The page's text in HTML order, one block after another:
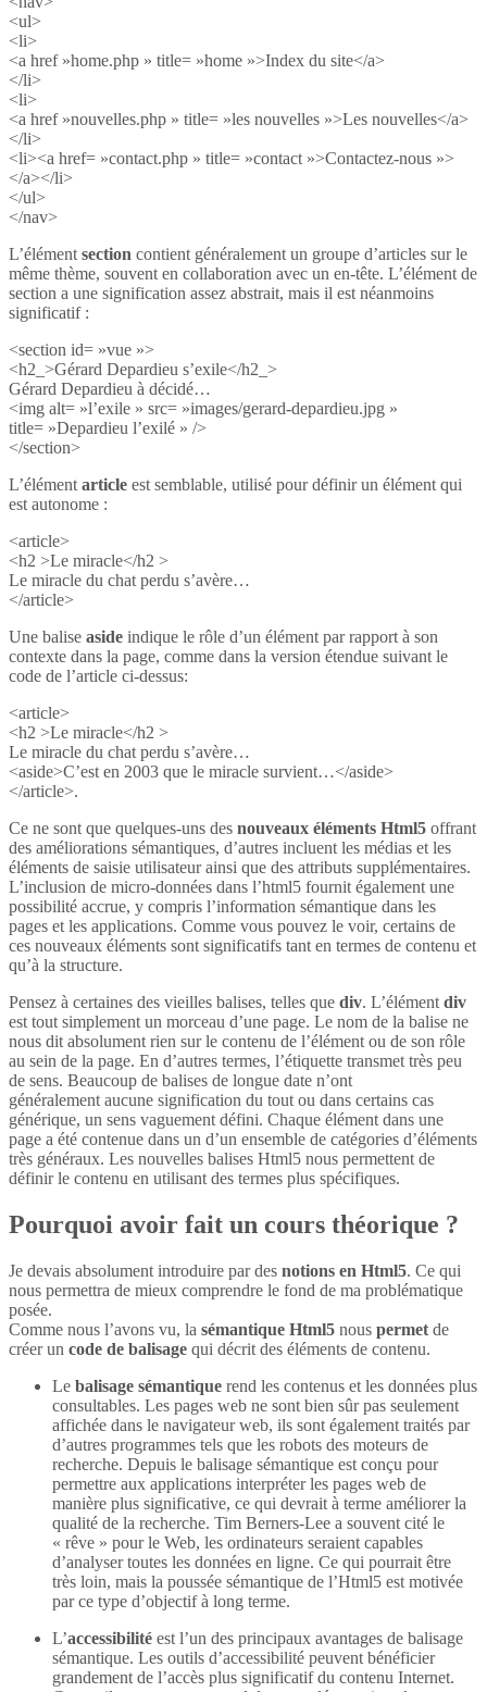
<ul>
<li>
<a href »home.php » title= »home »>Index du site</a>
</li>
<li>
<a href »nouvelles.php » title= »les nouvelles »>Les nouvelles</a>
</li>
<li><a href= »contact.php » title= »contact »>Contactez-nous »>
</a></li>
</ul>
</nav>
L’élément section contient généralement un groupe d’articles sur le
même thème, souvent en collaboration avec un en-tête. L’élément de
section a une signification assez abstrait, mais il est néanmoins
significatif :
<section id= »vue »>
<h2_>Gérard Depardieu s’exile</h2_>
Gérard Depardieu à décidé…
<img alt= »l’exile » src= »images/gerard-depardieu.jpg »
title= »Depardieu l’exilé » />
</section>
L’élément article est semblable, utilisé pour définir un élément qui
est autonome :
<article>
<h2 >Le miracle</h2 >
Le miracle du chat perdu s’avère…
</article>
Une balise aside indique le rôle d’un élément par rapport à son
contexte dans la page, comme dans la version étendue suivant le
code de l’article ci-dessus:
<article>
<h2 >Le miracle</h2 >
Le miracle du chat perdu s’avère…
<aside>C’est en 2003 que le miracle survient…</aside>
</article>.
Ce ne sont que quelques-uns des nouveaux éléments Html5 offrant
des améliorations sémantiques, d’autres incluent les médias et les
éléments de saisie utilisateur ainsi que des attributs supplémentaires.
L’inclusion de micro-données dans l’html5 fournit également une
possibilité accrue, y compris l’information sémantique dans les
pages et les applications. Comme vous pouvez le voir, certains de
ces nouveaux éléments sont significatifs tant en termes de contenu et
qu’à la structure.
Pensez à certaines des vieilles balises, telles que div. L’élément div
est tout simplement un morceau d’une page. Le nom de la balise ne
nous dit absolument rien sur le contenu de l’élément ou de son rôle
au sein de la page. En d’autres termes, l’étiquette transmet très peu
de sens. Beaucoup de balises de longue date n’ont
généralement aucune signification du tout ou dans certains cas
générique, un sens vaguement défini. Chaque élément dans une
page a été contenue dans un d’un ensemble de catégories d’éléments
très généraux. Les nouvelles balises Html5 nous permettent de
définir le contenu en utilisant des termes plus spécifiques.
Pourquoi avoir fait un cours théorique ?
Je devais absolument introduire par des notions en Html5. Ce qui
nous permettra de mieux comprendre le fond de ma problématique
posée.
Comme nous l’avons vu, la sémantique Html5 nous permet de
créer un code de balisage qui décrit des éléments de contenu.
Le balisage sémantique rend les contenus et les données plus
consultables. Les pages web ne sont bien sûr pas seulement
affichée dans le navigateur web, ils sont également traités par
d’autres programmes tels que les robots des moteurs de
recherche. Depuis le balisage sémantique est conçu pour
permettre aux applications interpréter les pages web de
manière plus significative, ce qui devrait à terme améliorer la
qualité de la recherche. Tim Berners-Lee a souvent cité le
« rêve » pour le Web, les ordinateurs seraient capables
d’analyser toutes les données en ligne. Ce qui pourrait être
très loin, mais la poussée sémantique de l’Html5 est motivée
par ce type d’objectif à long terme.
L’accessibilité est l’un des principaux avantages de balisage
sémantique. Les outils d’accessibilité peuvent bénéficier
grandement de l’accès plus significatif du contenu Internet.